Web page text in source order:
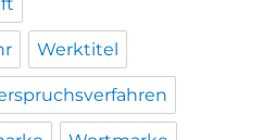
Werktitel